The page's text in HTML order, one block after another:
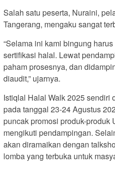
Salah satu peserta, Nuraini,
Tangerang, mengaku sangat
“Selama ini kami bingung
sertifikasi halal. Lewat
paham prosesnya, dan
diaudit,” ujarnya.
Istiqlal Halal Walk 2025 sendiri
pada tanggal 23-24 Agustus
puncak promosi produk-produk
mengikuti pendampingan.
akan diramaikan dengan
lomba yang terbuka untuk